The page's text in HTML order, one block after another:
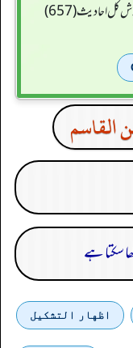
کل احادیث (657)
القاسم
سکتا ہے
اظهار التشكيل